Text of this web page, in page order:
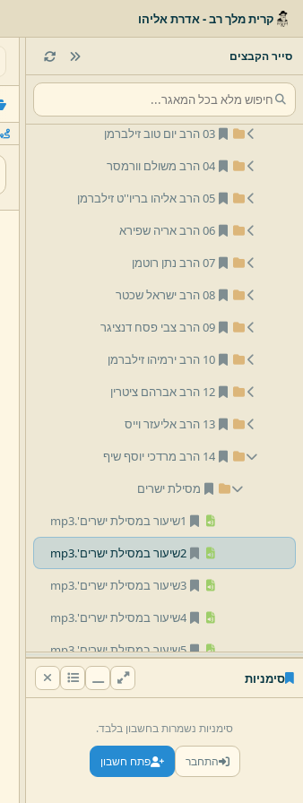
קרית מלך רב - אדרת אליהו
סייר הקבצים
לפי שם
02 הרב אליהו זילברמן
03 הרב יום טוב זילברמן
04 הרב משולם וורמסר
05 הרב אליהו בריו''ט זילברמן
06 הרב אריה שפירא
07 הרב נתן רוטמן
08 הרב ישראל שכטר
09 הרב צבי פסח דנציגר
10 הרב ירמיהו זילברמן
12 הרב אברהם ציטרין
13 הרב אליעזר וייס
14 הרב מרדכי יוסף שיף
מסילת ישרים
1שיעור במסילת ישרים'.
mp3
2שיעור במסילת ישרים'.
mp3
3שיעור במסילת ישרים'.
mp3
4שיעור במסילת ישרים'.
mp3
5שיעור במסילת ישרים'.
mp3
mp3
8שיעור במסילת ישרים'.
9שיעור במסילת ישרים'.
סימניות
סימניות נשמרות בחשבון בלבד.
התחבר פתח חשבון